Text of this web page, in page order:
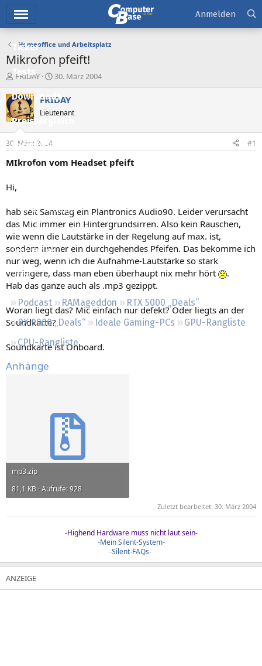
Ticker
Tests
Downloads
Preisvergleich
Forum
Aktuelles
Neue Beiträge
Neueste Aktivitäten
Leserartikel
Regeln
Podcast RAMageddon
RTX 5000 „Deals“
RX 9000 „Deals“
Ideale Gaming-PCs
GPU-Rangliste
CPU-Rangliste
Anmelden
Homeoffice und Arbeitsplatz
Mikrofon pfeift!
E
s
t
e
e
r
FRIDAY
E
s
e
t
a
30. März 2004
FRIDAY
Lieutenant
30. März 2004 #1
MIkrofon vom Headset pfeift
Hi,
hab seit Samstag ein Plantronics Audio90. Leider verursacht
das Mic immer ein Hintergrundsirren. Also kein Rauschen,
wie wenn die Lautstärke in der Regelung auf max. ist,
sondern immer ein durchgehendes Pfeifen. Das bekomme ich
nur weg, wenn ich die Aufnahme-Lautstärke so stark
verringere, dass man eben überhaupt nix mehr hört
.
Hab das ganze auch als .mp3 gezippt.
Woran liegt das? Mic einfach nur defekt? Oder liegts an der
Soundkarte?
Soundkarte ist Onboard.
Anhänge
mp3.zip
81,1 KB · Aufrufe: 928
Zuletzt bearbeitet: 30. März 2004
-Highend Hardware muss nicht laut sein-
-Mein Silent-System-
-Silent-FAQs-